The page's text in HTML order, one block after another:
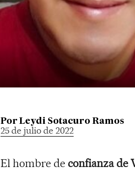
Por Leydi Sotacuro Ramos
25 de julio de 2022
El hombre de confianza de